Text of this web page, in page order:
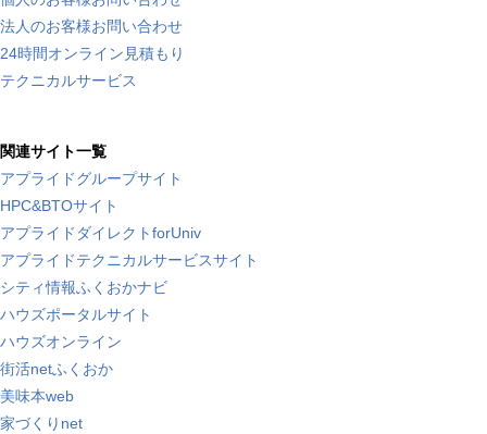
法人のお客様お問い合わせ
24時間オンライン見積もり
テクニカルサービス
関連サイト一覧
アプライドグループサイト
HPC&BTOサイト
アプライドダイレクトforUniv
アプライドテクニカルサービスサイト
シティ情報ふくおかナビ
ハウズポータルサイト
ハウズオンライン
街活netふくおか
美味本web
家づくりnet